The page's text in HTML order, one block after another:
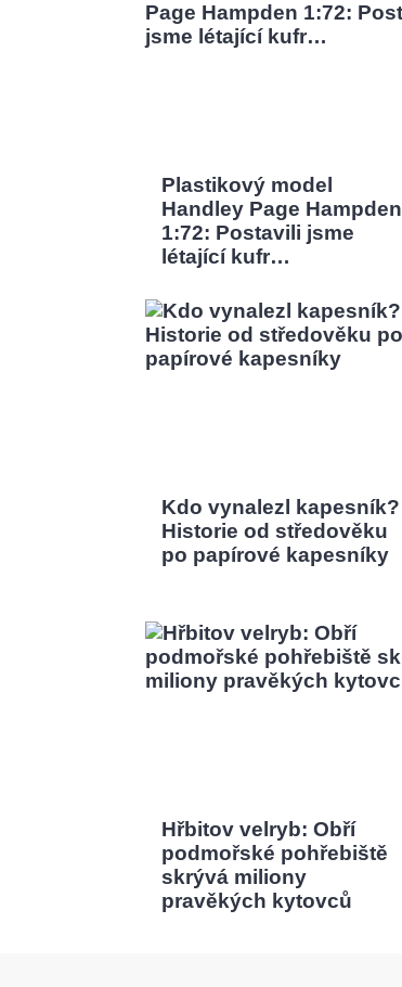
Plastikový model
Handley Page Hampden
1:72: Postavili jsme
létající kufr…
Kdo vynalezl kapesník?
Historie od středověku
po papírové kapesníky
Hřbitov velryb: Obří
podmořské pohřebiště
skrývá miliony
pravěkých kytovců